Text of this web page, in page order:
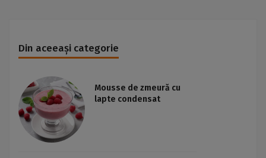
Din aceeași categorie
Mousse de zmeură cu
lapte condensat